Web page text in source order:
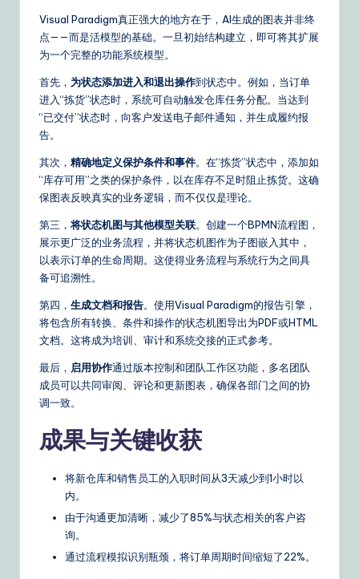
Visual Paradigm真正强大的地方在于，AI生成的图表并非终
点——而是活模型的基础。一旦初始结构建立，即可将其扩展
为一个完整的功能系统模型。
首先， 为状态添加进入和退出操作到状态中。例如，当订单
进入“拣货”状态时，系统可自动触发仓库任务分配。当达到
“已交付”状态时，向客户发送电子邮件通知，并生成履约报
告。
其次， 精确地定义保护条件和事件。在“拣货”状态中，添加如
“库存可用”之类的保护条件，以在库存不足时阻止拣货。这确
保图表反映真实的业务逻辑，而不仅仅是理论。
第三， 将状态机图与其他模型关联。创建一个BPMN流程图，
展示更广泛的业务流程，并将状态机图作为子图嵌入其中，
以表示订单的生命周期。这使得业务流程与系统行为之间具
备可追溯性。
第四， 生成文档和报告。使用Visual Paradigm的报告引擎，
将包含所有转换、条件和操作的状态机图导出为PDF或HTML
文档。这将成为培训、审计和系统交接的正式参考。
最后， 启用协作通过版本控制和团队工作区功能，多名团队
成员可以共同审阅、评论和更新图表，确保各部门之间的协
调一致。
成果与关键收获
将新仓库和销售员工的入职时间从3天减少到1小时以
内。
由于沟通更加清晰，减少了85%与状态相关的客户咨
询。
通过流程模拟识别瓶颈，将订单周期时间缩短了22%。